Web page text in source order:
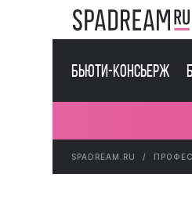
Бьюти-консьерж
SPADREAM.RU